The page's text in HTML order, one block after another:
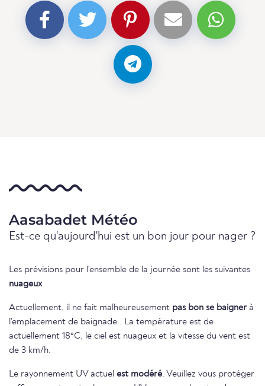
Aasabadet Météo
Est-ce qu'aujourd'hui est un bon jour pour nager ?
Les prévisions pour l'ensemble de la journée sont les suivantes
nuageux
Actuellement, il ne fait malheureusement pas bon se baigner à
l'emplacement de baignade . La température est de
actuellement 18°C, le ciel est nuageux et la vitesse du vent est
de 3 km/h.
Le rayonnement UV actuel est modéré. Veuillez vous protéger